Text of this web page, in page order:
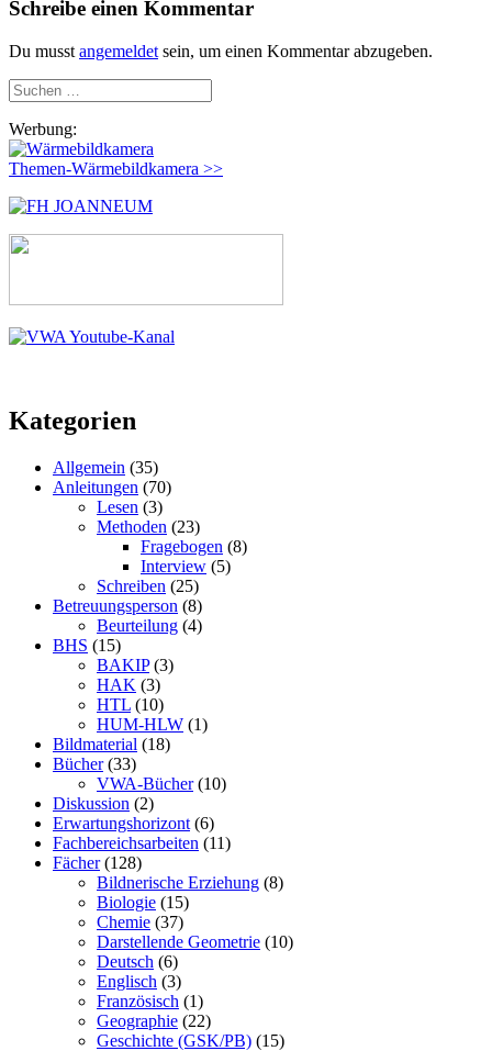
Schreibe einen Kommentar
Du musst angemeldet sein, um einen Kommentar abzugeben.
Suchen
nach:
Werbung:
Themen-Wärmebildkamera >>
Kategorien
Allgemein (35)
Anleitungen (70)
Lesen (3)
Methoden (23)
Fragebogen (8)
Interview (5)
Schreiben (25)
Betreuungsperson (8)
Beurteilung (4)
BHS (15)
BAKIP(3)
HAK (3)
HTL (10)
HUM-HLW (1)
Bildmaterial (18)
Bücher(33)
VWA-Bücher(10)
Diskussion (2)
Erwartungshorizont (6)
Fachbereichsarbeiten (11)
Fächer(128)
Bildnerische Erziehung (8)
Biologie (15)
Chemie (37)
Darstellende Geometrie (10)
Deutsch (6)
Englisch (3)
Französisch (1)
Geographie (22)
Geschichte (GSK/PB) (15)